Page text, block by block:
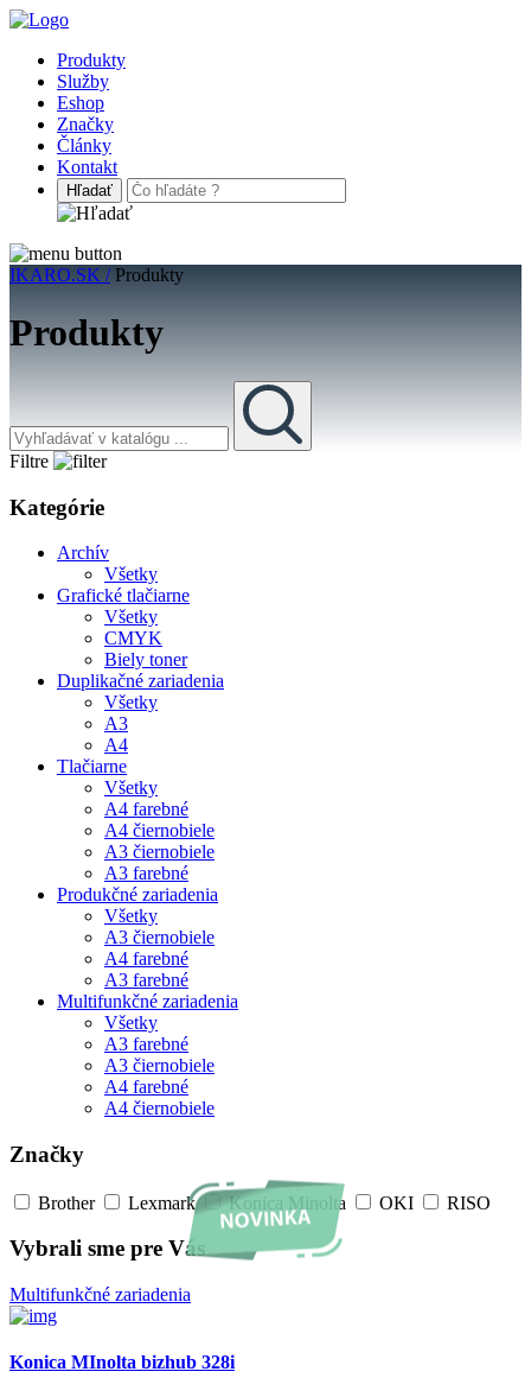
Produkty
Služby
Eshop
Značky
Články
Kontakt
IKARO.SK /Produkty
Produkty
Filtre
Kategórie
Archív
Všetky
Grafické tlačiarne
Všetky
CMYK
Biely toner
Duplikačné zariadenia
Všetky
A3
A4
Tlačiarne
Všetky
A4 farebné
A4 čiernobiele
A3 čiernobiele
A3 farebné
Produkčné zariadenia
Všetky
A3 čiernobiele
A4 farebné
A3 farebné
Multifunkčné zariadenia
Všetky
A3 farebné
A3 čiernobiele
A4 farebné
A4 čiernobiele
Značky
Brother Lexmark Konica Minolta OKI RISO
Vybrali sme pre Vás
Multifunkčné zariadenia
Konica MInolta bizhub 328i